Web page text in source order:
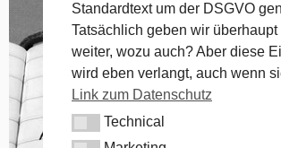
Standardtext um der DSGVO
Tatsächlich geben wir überhaupt
weiter, wozu auch? Aber diese
wird eben verlangt, auch wenn
Link zum Datenschutz
TechnicalTechnical